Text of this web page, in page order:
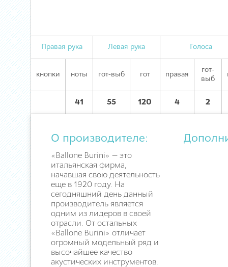
Правая рука Левая рука Голоса
кнопки ноты гот-выб гот правая
гот-
выб
41 55 120 4 2
О производителе:
«Ballone Burini» — это
итальянская фирма,
начавшая свою деятельность
еще в 1920 году. На
сегодняшний день данный
производитель является
одним из лидеров в своей
отрасли. От остальных
«Ballone Burini» отличает
огромный модельный ряд и
высочайшее качество
акустических инструментов.